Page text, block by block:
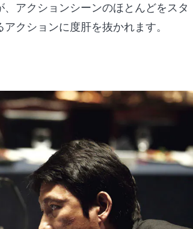
アクションシーンのほとんどをスタ
クションに度肝を抜かれます。